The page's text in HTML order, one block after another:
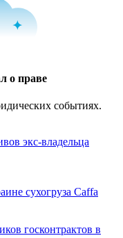
о праве
событиях.
экс-владельца
сухогруза Caffa
госконтрактов в